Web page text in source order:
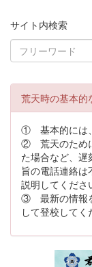
サイト内検索
荒天時の基本的
① 基本的には、
② 荒天のため
た場合など、遅
旨の電話連絡
説明してくださ
③ 最新の情報
して登校してく